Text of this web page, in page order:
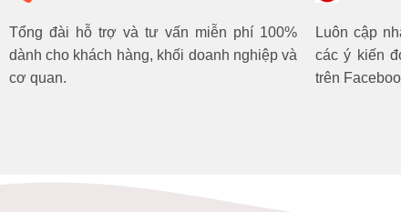
Tổng đài hỗ trợ và tư vấn miễn phí 100%
dành cho khách hàng, khối doanh nghiệp và
cơ quan.
Luôn cập
các ý kiến
trên